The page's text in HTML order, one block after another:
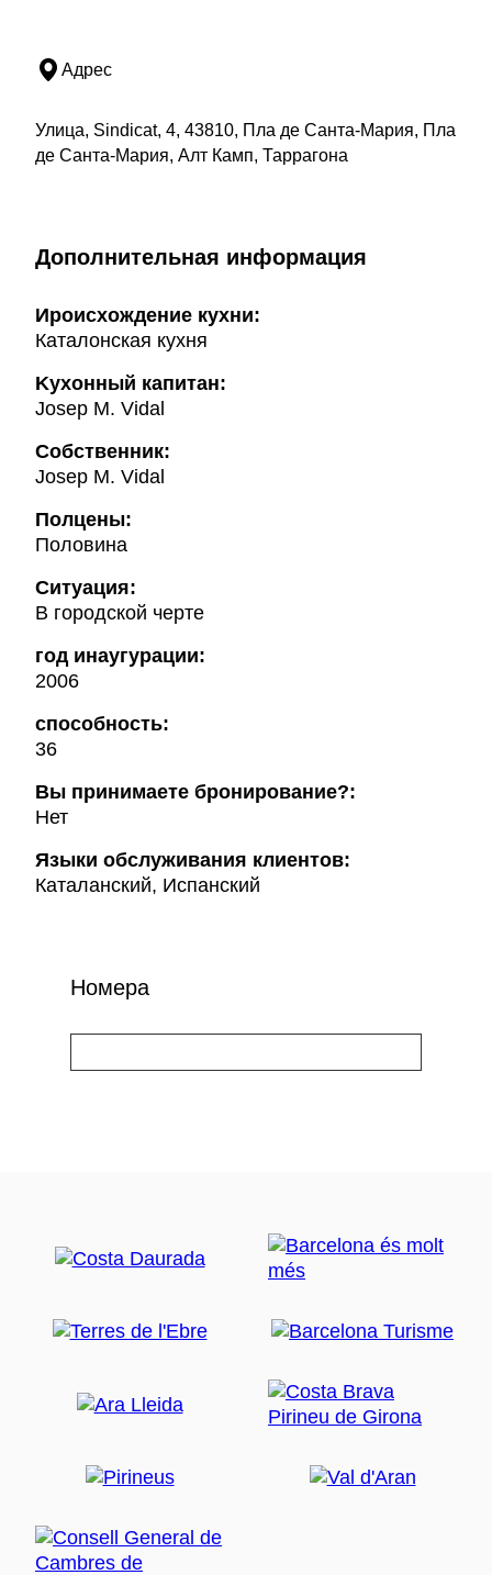
Адрес
Улица, Sindicat, 4, 43810, Пла де Санта-Мария, Пла
де Санта-Мария, Алт Камп, Таррагона
Дополнительная информация
Ироисхождение кухни:
Каталонская кухня
Kухонный капитан:
Josep M. Vidal
Собственник:
Josep M. Vidal
Полцены:
Половина
Ситуация:
В городской черте
год инаугурации:
2006
способность:
36
Вы принимаете бронирование?:
Нет
Языки обслуживания клиентов:
Каталанский, Испанский
Номера